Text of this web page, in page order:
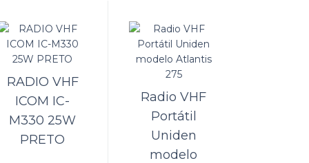
ORÇAMENTO
Lista de Desejos
RADIO VHF
ICOM IC-
M330 25W
PRETO
Radio VHF
Portátil
Uniden
modelo